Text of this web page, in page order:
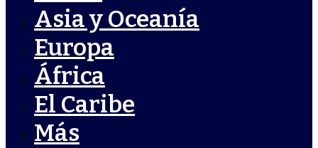
Asia y Oceanía
Europa
África
El Caribe
Más